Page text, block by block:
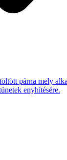
párna mely
enyhítésére.